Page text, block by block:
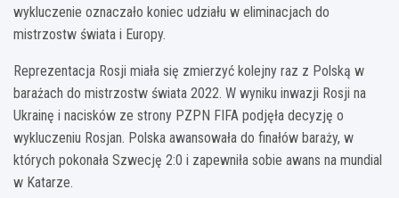
wykluczenie oznaczało koniec udziału w eliminacjach do
mistrzostw świata i Europy.
Reprezentacja Rosji miała się zmierzyć kolejny raz z Polską w
barażach do mistrzostw świata 2022. W wyniku inwazji Rosji na
Ukrainę i nacisków ze strony PZPN FIFA podjęła decyzję o
wykluczeniu Rosjan. Polska awansowała do finałów baraży, w
których pokonała Szwecję 2:0 i zapewniła sobie awans na mundial
w Katarze.